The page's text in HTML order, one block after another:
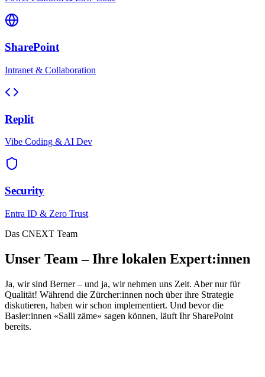
SharePoint
Intranet & Collaboration
Replit
Vibe Coding & AI Dev
Security
Entra ID & Zero Trust
Das CNEXT Team
Unser Team – Ihre lokalen Expert:innen
Ja, wir sind Berner – und ja, wir nehmen uns Zeit. Aber nur für
Qualität! Während die Zürcher:innen noch über ihre Strategie
diskutieren, haben wir schon implementiert. Und bevor die
Basler:innen «Salli zäme» sagen können, läuft Ihr SharePoint
bereits.